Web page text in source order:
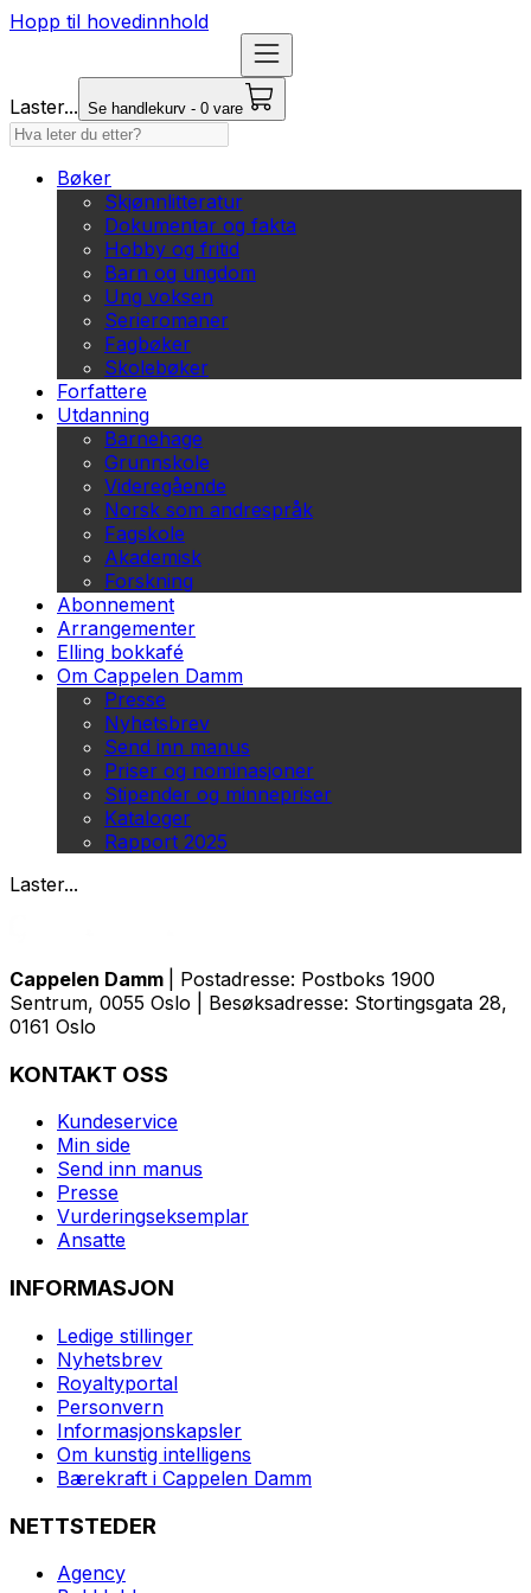
Hopp til hovedinnhold
Laster... Se handlekurv - 0 vare
Bøker
Skjønnlitteratur
Dokumentar og fakta
Hobby og fritid
Barn og ungdom
Ung voksen
Serieromaner
Fagbøker
Skolebøker
Forfattere
Utdanning
Barnehage
Grunnskole
Videregående
Norsk som andrespråk
Fagskole
Akademisk
Forskning
Abonnement
Arrangementer
Elling bokkafé
Om Cappelen Damm
Presse
Nyhetsbrev
Send inn manus
Priser og nominasjoner
Stipender og minnepriser
Kataloger
Rapport 2025
Laster...
Cappelen Damm
| Postadresse: Postboks 1900
Sentrum, 0055 Oslo | Besøksadresse: Stortingsgata 28,
0161 Oslo
KONTAKT OSS
Kundeservice
Min side
Send inn manus
Presse
Vurderingseksemplar
Ansatte
INFORMASJON
Ledige stillinger
Nyhetsbrev
Royaltyportal
Personvern
Informasjonskapsler
Om kunstig intelligens
Bærekraft i Cappelen Damm
NETTSTEDER
Agency